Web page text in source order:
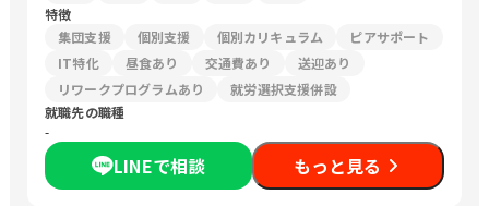
特徴
集団支援
個別支援 個別カリキュラム
ピアサポート
IT特化
昼食あり 交通費あり
送迎あり
リワークプログラムあり
就労選択支援併設
就職先の職種
-
LINEで相談 もっと見る